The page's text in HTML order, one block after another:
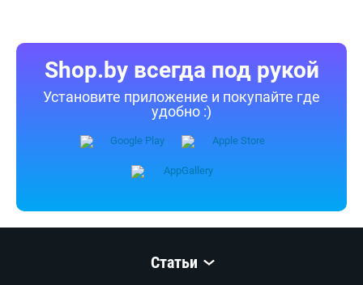
Shop.by всегда под рукой
Установите приложение и покупайте где
удобно :)
Статьи